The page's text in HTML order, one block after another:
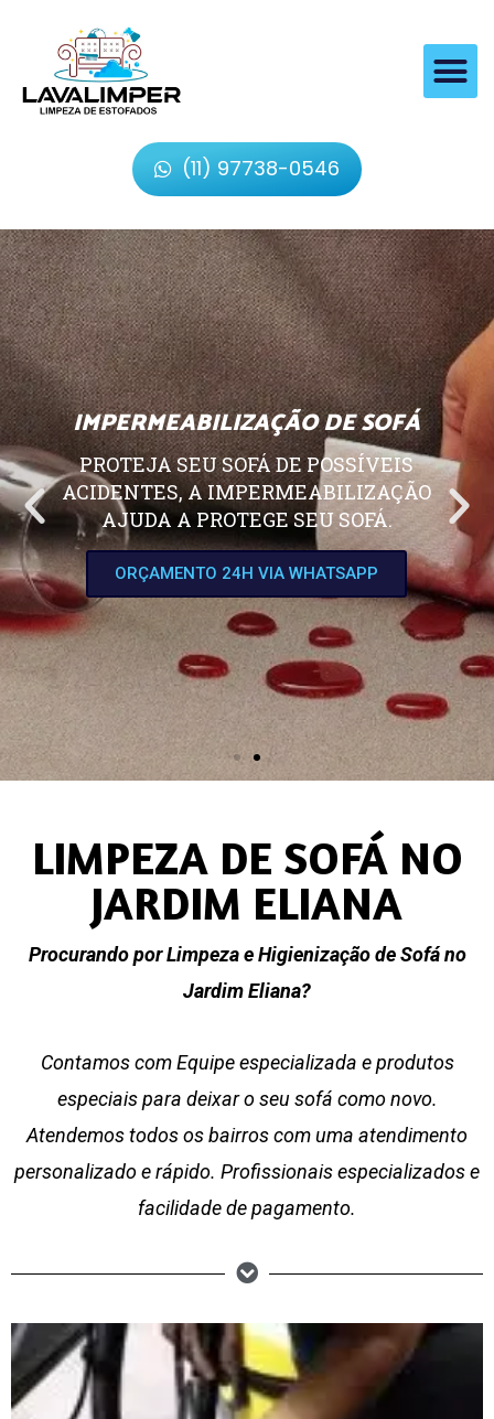
(11) 97738-0546
IMPERMEABILIZAÇÃO DE SOFÁ
PROTEJA SEU SOFÁ DE POSSÍVEIS
ACIDENTES, A IMPERMEABILIZAÇÃO
AJUDA A PROTEGE SEU SOFÁ.
ORÇAMENTO 24H VIA WHATSAPP
LIMPEZA DE SOFÁ NO
JARDIM ELIANA
Procurando por Limpeza e Higienização de Sofá no
Jardim Eliana?
Contamos com Equipe especializada e produtos
especiais para deixar o seu sofá como novo.
Atendemos todos os bairros com uma atendimento
personalizado e rápido. Profissionais especializados e
facilidade de pagamento.